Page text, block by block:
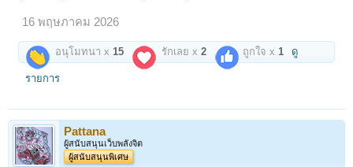
16 พฤษภาคม 2026
อนุโมทนา x 15 รักเลย x2 ถูกใจ x 1 ดู
รายการ
Pattana
ผู้สนับสนุนเว็บพลังจิต
ผู้สนับสนุนพิเศษ